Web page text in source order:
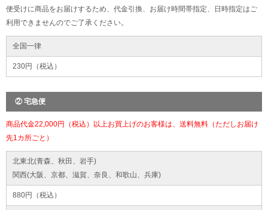
便受けに商品をお届けするため、代金引換、お届け時間帯指定、日時指定はご
利用できませんのでご了承ください。
全国一律
230円（税込）
② 宅急便
商品代金22,000円（税込）以上お買上げのお客様は、送料無料（ただしお届け
先1カ所ごと）
北東北(青森、秋田、岩手)
関西(大阪、京都、滋賀、奈良、和歌山、兵庫)
880円（税込）